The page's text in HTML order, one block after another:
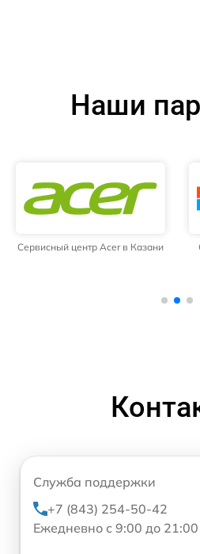
Наши
Сервисный центр Acer в Казани
Служба поддержки
+7 (843) 254-50-42
Ежедневно с 9:00 до 21:00